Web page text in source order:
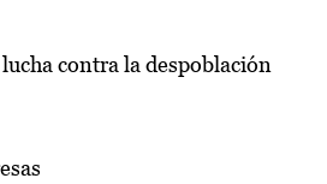
contra la despoblación